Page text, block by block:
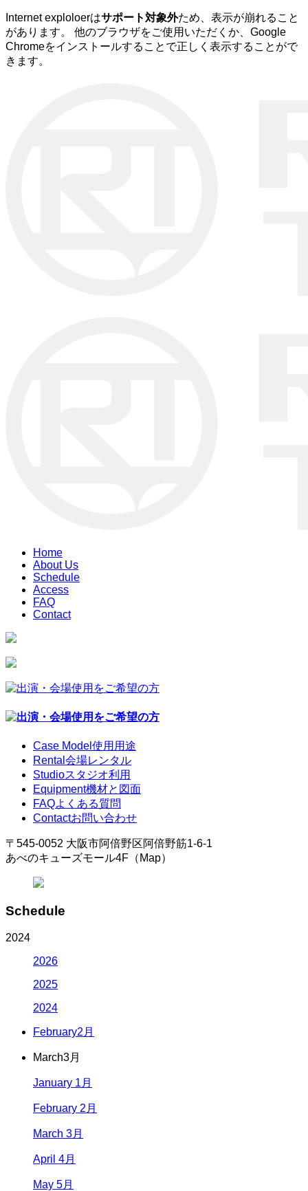
Internet exploloerはサポート対象外ため、表示が崩れること
があります。 他のブラウザをご使用いただくか、Google
Chromeをインストールすることで正しく表示することがで
きます。
Home
About Us
Schedule
Access
FAQ
Contact
Case Model 使用用途
Rental 会場レンタル
Studioスタジオ利用
Equipment機材と図面
FAQよくある質問
Contactお問い合わせ
〒545-0052 大阪市阿倍野区阿倍野筋1-6-1
あべのキューズモール4F（Map）
Schedule
2024
2026
2025
2024
February2月
March3月
January 1月
February 2月
March 3月
April 4月
May 5月